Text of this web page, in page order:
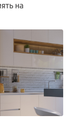
на